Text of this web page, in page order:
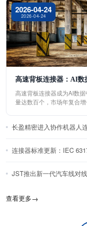
2026-04-24
2026-04-24
高速背板连接器：AI
高速背板连接器成为AI数
量达数百个，市场年复合增
长盈精密进入协作机器人
连接器标准更新：IEC
JST推出新一代汽车线对
查看更多→